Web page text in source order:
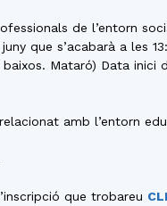
de l’entorn
que s’acabarà a les
Mataró) Data inici
amb l’entorn
que trobareu